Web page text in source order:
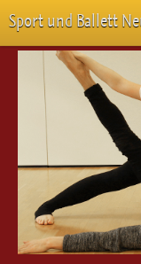
Sport und Ballett
Start
Neuigkeiten
Über Uns
Veranstaltungen
Emotion Pur
Meisterschaften
Projekte
Vorstellungen